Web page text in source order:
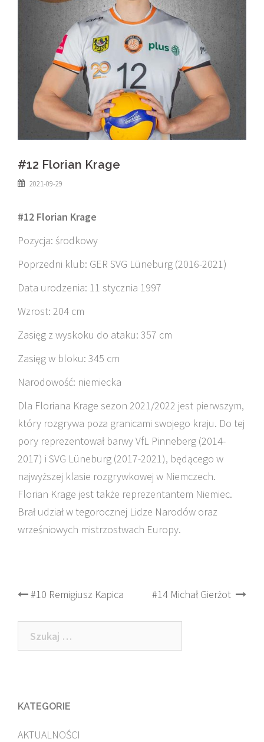
#12 Florian Krage
2021-09-29
#12 Florian Krage
Pozycja: środkowy
Poprzedni klub: GER SVG Lüneburg (2016-2021)
Data urodzenia: 11 stycznia 1997
Wzrost: 204 cm
Zasięg z wyskoku do ataku: 357 cm
Zasięg w bloku: 345 cm
Narodowość: niemiecka
Dla Floriana Krage sezon 2021/2022 jest pierwszym,
który rozgrywa poza granicami swojego kraju. Do tej
pory reprezentował barwy VfL Pinneberg (2014-
2017) i SVG Lüneburg (2017-2021), będącego w
najwyższej klasie rozgrywkowej w Niemczech.
Florian Krage jest także reprezentantem Niemiec.
Brał udział w tegorocznej Lidze Narodów oraz
wrześniowych mistrzostwach Europy.
Post
navigation
#10 Remigiusz Kapica #14 Michał Gierżot
Szukaj:
KATEGORIE
AKTUALNOŚCI